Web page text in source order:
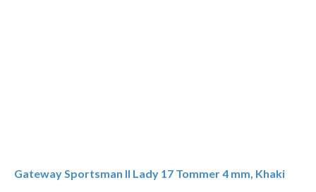
Gateway Sportsman II Lady 17 Tommer 4 mm, Khaki